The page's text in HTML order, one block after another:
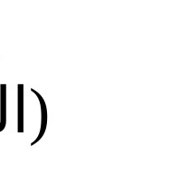
اللوجستية)